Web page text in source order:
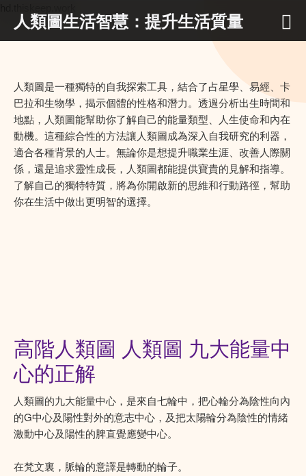
人類圖生活智慧：提升生活質量
人類圖是一種獨特的自我探索工具，結合了占星學、易經、卡
巴拉和生物學，揭示個體的性格和潛力。透過分析出生時間和
地點，人類圖能幫助你了解自己的能量類型、人生使命和內在
動機。這種綜合性的方法讓人類圖成為深入自我研究的利器，
適合各種背景的人士。無論你是想提升職業生涯、改善人際關
係，還是追求靈性成長，人類圖都能提供寶貴的見解和指導。
了解自己的獨特特質，將為你開啟新的思維和行動路徑，幫助
你在生活中做出更明智的選擇。
高階人類圖 人類圖 九大能量中
心的正解
人類圖的九大能量中心，是來自七輪中，把心輪分為陰性向內
的G中心及陽性對外的意志中心，及把太陽輪分為陰性的情緒
激動中心及陽性的脾直覺應變中心。
在梵文裏，脈輪的意譯是轉動的輪子。